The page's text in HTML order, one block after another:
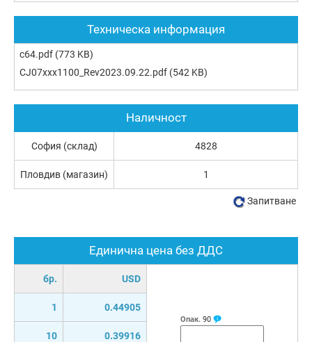
Техническа информация
c64.pdf (773 KB)
CJ07xxx1100_Rev2023.09.22.pdf (542 KB)
Единична цена без ДДС
бр. USD
1 0.44905
10 0.39916
Опак. 90
Наличност
София (склад) 4828
Пловдив (магазин) 1
Запитване